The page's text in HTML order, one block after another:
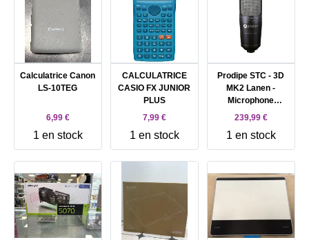
Calculatrice Canon
LS-10TEG
6,99 €
1 en stock
CALCULATRICE
CASIO FX JUNIOR
PLUS
7,99 €
1 en stock
Prodipe STC - 3D
MK2 Lanen -
Microphone
polyvalent
239,99 €
1 en stock